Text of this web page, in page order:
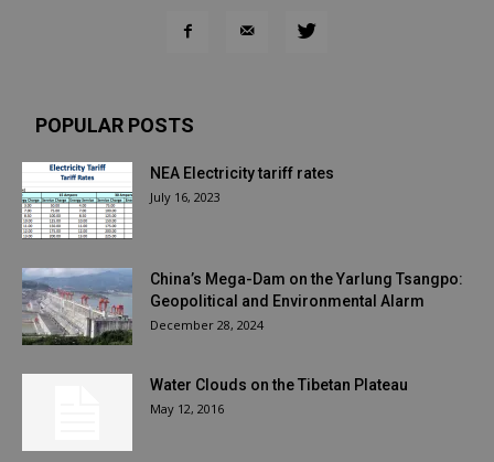
POPULAR POSTS
NEA Electricity tariff rates
July 16, 2023
China’s Mega-Dam on the Yarlung Tsangpo:
Geopolitical and Environmental Alarm
December 28, 2024
Water Clouds on the Tibetan Plateau
May 12, 2016